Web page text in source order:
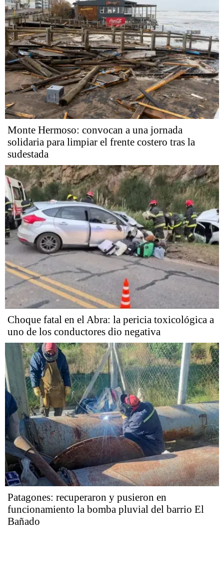
Monte Hermoso: convocan a una jornada
solidaria para limpiar el frente costero tras la
sudestada
Choque fatal en el Abra: la pericia toxicológica a
uno de los conductores dio negativa
Patagones: recuperaron y pusieron en
funcionamiento la bomba pluvial del barrio El
Bañado